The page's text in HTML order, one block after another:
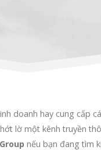
doanh hay cung cấp
lờ một kênh truyền
nếu bạn đang tìm